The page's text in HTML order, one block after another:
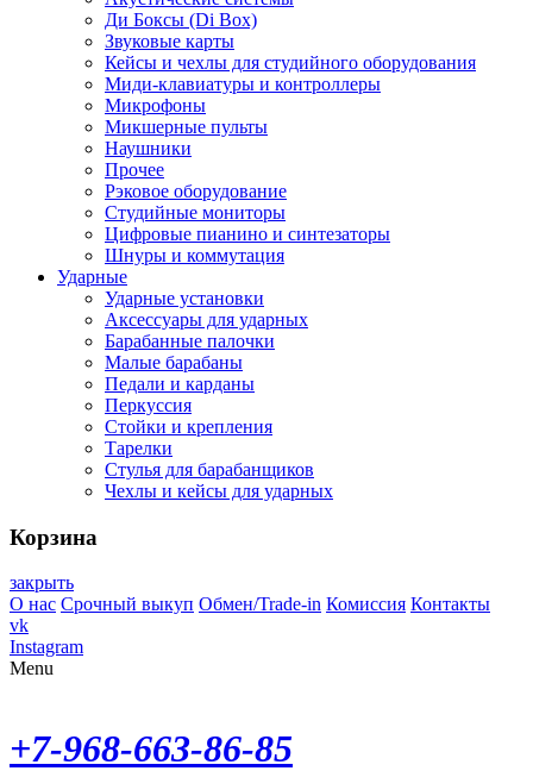
Ди Боксы (Di Box)
Звуковые карты
Кейсы и чехлы для студийного оборудования
Миди-клавиатуры и контроллеры
Микрофоны
Микшерные пульты
Наушники
Прочее
Рэковое оборудование
Студийные мониторы
Цифровые пианино и синтезаторы
Шнуры и коммутация
Ударные
Ударные установки
Аксессуары для ударных
Барабанные палочки
Малые барабаны
Педали и карданы
Перкуссия
Стойки и крепления
Тарелки
Стулья для барабанщиков
Чехлы и кейсы для ударных
Корзина
закрыть
О нас Срочный выкуп Обмен/Trade-in Комиссия Контакты
vk
Instagram
Menu
+7-968-663-86-85